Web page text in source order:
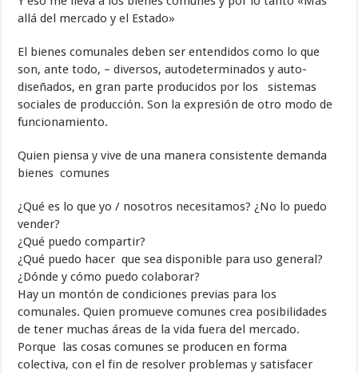
allá del mercado y el Estado»
El bienes comunales deben ser entendidos como lo que
son, ante todo, – diversos, autodeterminados y auto-
diseñados, en gran parte producidos por los sistemas
sociales de producción. Son la expresión de otro modo de
funcionamiento.
Quien piensa y vive de una manera consistente demanda
bienes comunes
¿Qué es lo que yo / nosotros necesitamos? ¿No lo puedo
vender?
¿Qué puedo compartir?
¿Qué puedo hacer que sea disponible para uso general?
¿Dónde y cómo puedo colaborar?
Hay un montón de condiciones previas para los
comunales. Quien promueve comunes crea posibilidades
de tener muchas áreas de la vida fuera del mercado.
Porque las cosas comunes se producen en forma
colectiva, con el fin de resolver problemas y satisfacer